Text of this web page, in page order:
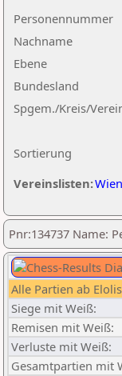
Nachname
Ebene
Sortierung
Personennummer
Bundesland
Spgem./Kreis/
Vereinslisten:Wien
Pnr:134737 Name:
Alle Partien ab
Siege mit Weiß:
Remisen mit Weiß:
Verluste mit Weiß:
Gesamtpartien mit